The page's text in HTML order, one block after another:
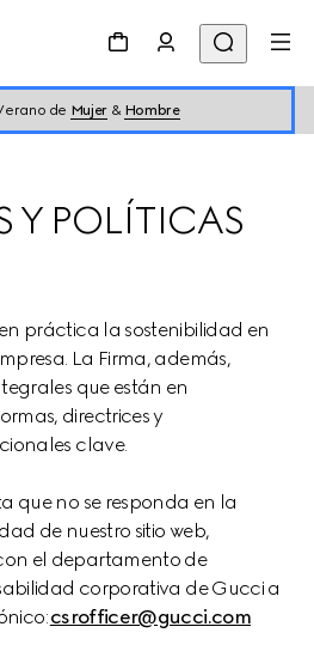
de Mujer& Hombre
Y POLÍTICAS
práctica la sostenibilidad en
La Firma, además,
que están en
directrices y
clave.
que no se responda en la
de nuestro sitio web,
el departamento de
corporativa de Gucci a
csrofficer@gucci.com